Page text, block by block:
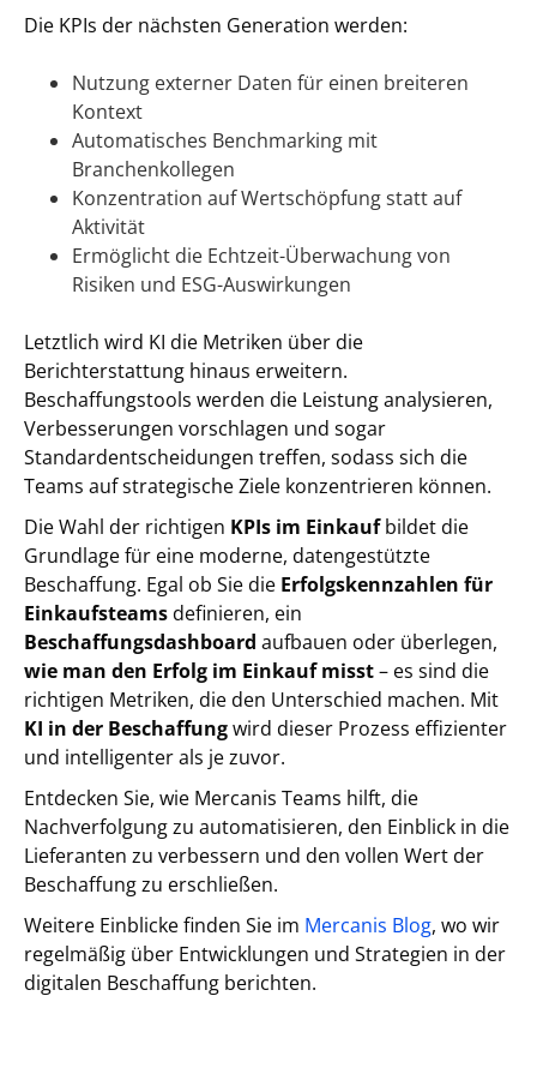
Die KPIs der nächsten Generation werden:
Nutzung externer Daten für einen breiteren
Kontext
Automatisches Benchmarking mit
Branchenkollegen
Konzentration auf Wertschöpfung statt auf
Aktivität
Ermöglicht die Echtzeit-Überwachung von
Risiken und ESG-Auswirkungen
Letztlich wird KI die Metriken über die
Berichterstattung hinaus erweitern.
Beschaffungstools werden die Leistung analysieren,
Verbesserungen vorschlagen und sogar
Standardentscheidungen treffen, sodass sich die
Teams auf strategische Ziele konzentrieren können.
Die Wahl der richtigen KPIs im Einkaufbildet die
Grundlage für eine moderne, datengestützte
Beschaffung. Egal ob Sie die Erfolgskennzahlen für
Einkaufsteamsdefinieren, ein
Beschaffungsdashboard aufbauen oder überlegen,
wie man den Erfolg im Einkauf misst– es sind die
richtigen Metriken, die den Unterschied machen. Mit
KI in der Beschaffungwird dieser Prozess effizienter
und intelligenter als je zuvor.
Entdecken Sie, wie Mercanis Teams hilft, die
Nachverfolgung zu automatisieren, den Einblick in die
Lieferanten zu verbessern und den vollen Wert der
Beschaffung zu erschließen.
Weitere Einblicke finden Sie im Mercanis Blog, wo wir
regelmäßig über Entwicklungen und Strategien in der
digitalen Beschaffung berichten.